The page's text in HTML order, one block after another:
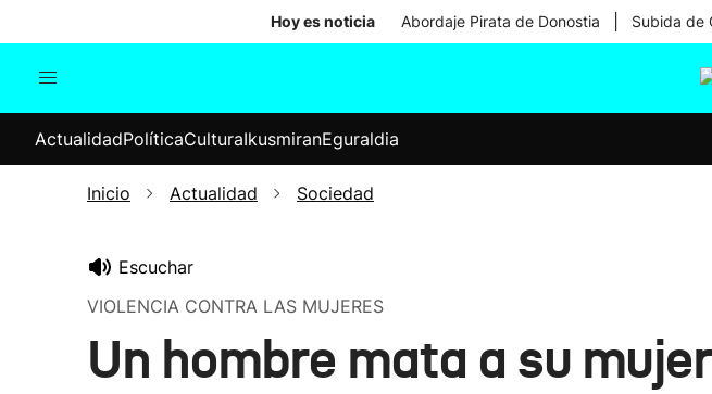
Hoy es noticia Abordaje Pirata de Donostia Subida de
Internacional
Elecciones
ActualidadPolíticaCulturaIkusmiranEguraldia
Inicio Actualidad Sociedad
Escuchar
VIOLENCIA CONTRA LAS MUJERES
Un hombre mata a su